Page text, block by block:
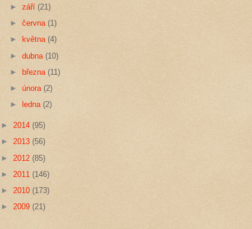
►září (21)
►června(1)
►
května(4)
►dubna (10)
► března(11)
►února(2)
►
ledna(2)
► 2014 (95)
► 2013 (56)
► 2012 (85)
► 2011 (146)
► 2010 (173)
► 2009 (21)